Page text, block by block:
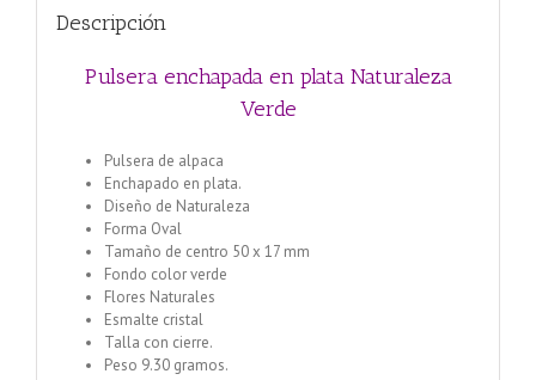
Descripción
Pulsera enchapada en plata Naturaleza
Verde
Pulsera de alpaca
Enchapado en plata.
Diseño de Naturaleza
Forma Oval
Tamaño de centro 50 x 17 mm
Fondo color verde
Flores Naturales
Esmalte cristal
Talla con cierre.
Peso 9.30 gramos.